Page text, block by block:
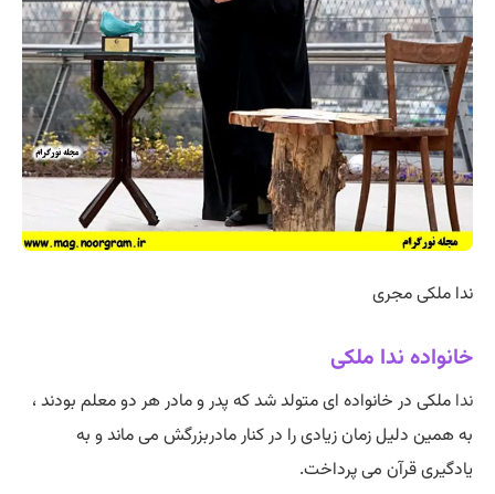
ندا ملکی مجری
خانواده ندا ملکی
ندا ملکی در خانواده ای متولد شد که پدر و مادر هر دو معلم بودند ،
به همین دلیل زمان زیادی را در کنار مادربزرگش می ماند و به
یادگیری قرآن می پرداخت.